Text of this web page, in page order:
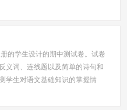
的学生设计的期中测试卷。试卷
义词、连线题以及简单的诗句和
学生对语文基础知识的掌握情